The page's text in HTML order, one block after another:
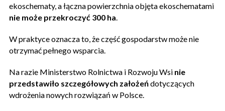
ekoschematy, a łączna powierzchnia objęta ekoschematami
nie może przekroczyć 300 ha.
W praktyce oznacza to, że część gospodarstw może nie
otrzymać pełnego wsparcia.
Na razie Ministerstwo Rolnictwa i Rozwoju Wsi nie
przedstawiło szczegółowych założeńdotyczących
wdrożenia nowych rozwiązań w Polsce.